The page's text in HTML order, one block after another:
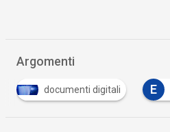
Argomenti
E Esperto risponde